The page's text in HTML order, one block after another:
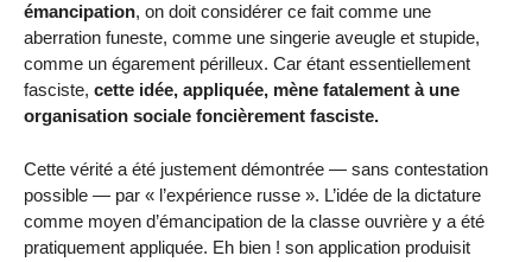
émancipation, on doit considérer ce fait comme une
aberration funeste, comme une singerie aveugle et stupide,
comme un égarement périlleux. Car étant essentiellement
fasciste, cette idée, appliquée, mène fatalement à une
organisation sociale foncièrement fasciste.
Cette vérité a été justement démontrée — sans contestation
possible — par « l’expérience russe ». L’idée de la dictature
comme moyen d’émancipation de la classe ouvrière y a été
pratiquement appliquée. Eh bien ! son application produisit